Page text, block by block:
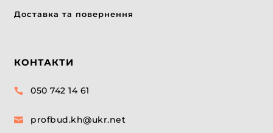
Доставка та повернення
КОНТАКТИ
 050 742 14 61
 profbud.kh@ukr.net